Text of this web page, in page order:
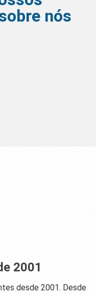
nós
2001
desde 2001. Desde